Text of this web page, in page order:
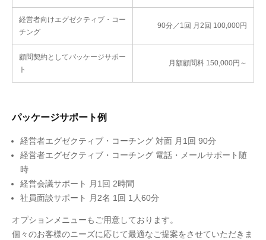
経営者向けエグゼクティブ・コー
チング
90分／1回 月2回 100,000円
顧問契約としてパッケージサポー
ト
月額顧問料 150,000円～
パッケージサポート例
経営者エグゼクティブ・コーチング 対面 月1回 90分
経営者エグゼクティブ・コーチング 電話・メールサポート随
時
経営会議サポート 月1回 2時間
社員面談サポート 月2名 1回 1人60分
オプションメニューもご用意しております。
個々のお客様のニーズに応じて最適なご提案をさせていただきま